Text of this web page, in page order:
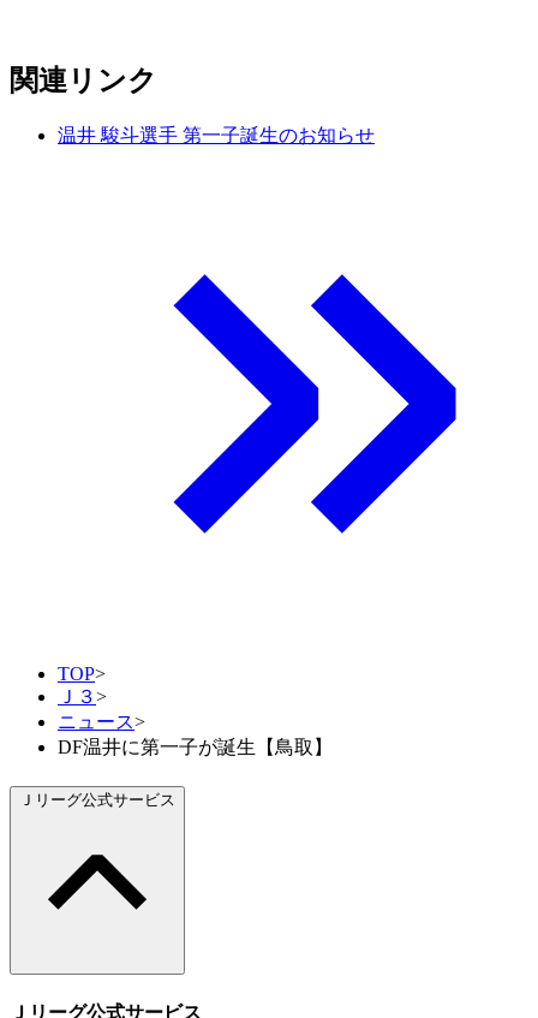
関連リンク
温井 駿斗選手 第一子誕生のお知らせ
TOP>
Ｊ３>
ニュース>
DF温井に第一子が誕生【鳥取】
Ｊリーグ公式サービス
Ｊリーグ公式サービス